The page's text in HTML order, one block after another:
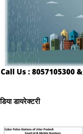
डायरेक्टरी